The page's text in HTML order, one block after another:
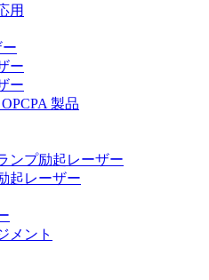
用
ー
ー
製品
ンプ励起レーザー
起レーザー
メント